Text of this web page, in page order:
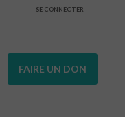
SE CONNECTER
FAIRE UN DON